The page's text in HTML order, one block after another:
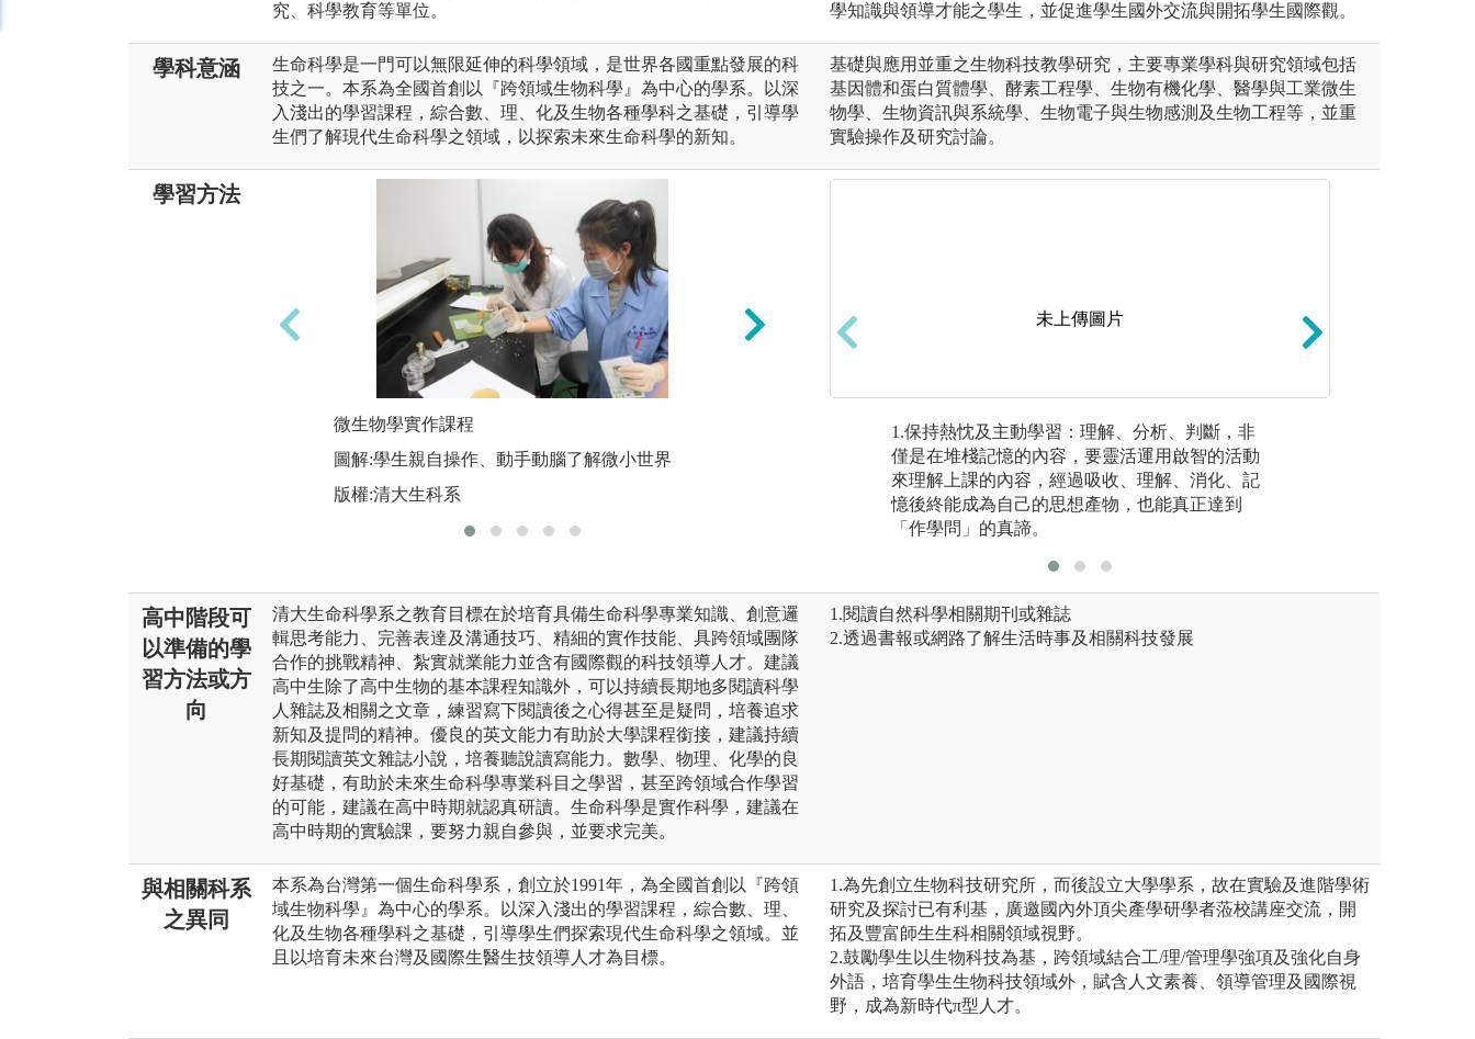
究、科學教育等單位。
學知識與領導才能之學生，並促進學生國外交流與開拓學生國際觀。
學科意涵
生命科學是一門可以無限延伸的科學領域，是世界各國重點發展的科
技之一。本系為全國首創以『跨領域生物科學』為中心的學系。以深
入淺出的學習課程，綜合數、理、化及生物各種學科之基礎，引導學
生們了解現代生命科學之領域，以探索未來生命科學的新知。
基礎與應用並重之生物科技教學研究，主要專業學科與研究領域包括
基因體和蛋白質體學、酵素工程學、生物有機化學、醫學與工業微生
物學、生物資訊與系統學、生物電子與生物感測及生物工程等，並重
實驗操作及研究討論。
學習方法
微生物學實作課程
圖解:學生親自操作、動手動腦了解微小世界
版權:清大生科系
神經科學
圖解:果蠅神經傳導網路系統
版權:清大生科系羅中泉教授
未上傳圖片
1.保持熱忱及主動學習：理解、分析、判斷，非
僅是在堆棧記憶的內容，要靈活運用啟智的活動
來理解上課的內容，經過吸收、理解、消化、記
憶後終能成為自己的思想產物，也能真正達到
「作學問」的真諦。
高中階段可
以準備的學
習方法或方
向
清大生命科學系之教育目標在於培育具備生命科學專業知識、創意邏
輯思考能力、完善表達及溝通技巧、精細的實作技能、具跨領域團隊
合作的挑戰精神、紮實就業能力並含有國際觀的科技領導人才。建議
高中生除了高中生物的基本課程知識外，可以持續長期地多閱讀科學
人雜誌及相關之文章，練習寫下閱讀後之心得甚至是疑問，培養追求
新知及提問的精神。優良的英文能力有助於大學課程銜接，建議持續
長期閱讀英文雜誌小說，培養聽說讀寫能力。數學、物理、化學的良
好基礎，有助於未來生命科學專業科目之學習，甚至跨領域合作學習
的可能，建議在高中時期就認真研讀。生命科學是實作科學，建議在
高中時期的實驗課，要努力親自參與，並要求完美。
1.閱讀自然科學相關期刊或雜誌
2.透過書報或網路了解生活時事及相關科技發展
與相關科系
之異同
本系為台灣第一個生命科學系，創立於1991年，為全國首創以『跨領
域生物科學』為中心的學系。以深入淺出的學習課程，綜合數、理、
化及生物各種學科之基礎，引導學生們探索現代生命科學之領域。並
且以培育未來台灣及國際生醫生技領導人才為目標。
1.為先創立生物科技研究所，而後設立大學學系，故在實驗及進階學術
研究及探討已有利基，廣邀國內外頂尖產學研學者蒞校講座交流，開
拓及豐富師生生科相關領域視野。
2.鼓勵學生以生物科技為基，跨領域結合工/理/管理學強項及強化自身
外語，培育學生生物科技領域外，賦含人文素養、領導管理及國際視
野，成為新時代π型人才。